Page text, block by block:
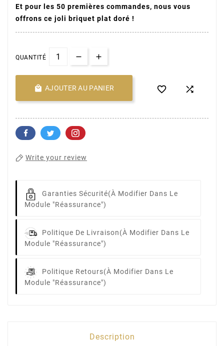
Et pour les 50 premières commandes, nous vous
offrons ce joli briquet plat doré !
QUANTITÉ
 AJOUTER AU PANIER  
Write your review
Garanties Sécurité(à Modifier Dans Le
Module "Réassurance")
Politique De Livraison(à Modifier Dans Le
Module "Réassurance")
Politique Retours(à Modifier Dans Le
Module "Réassurance")
Description